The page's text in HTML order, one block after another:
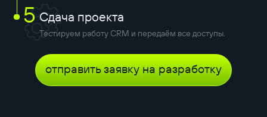
5 Сдача проекта
Тестируем работу CRM и передаём все доступы.
отправить заявку на разработку